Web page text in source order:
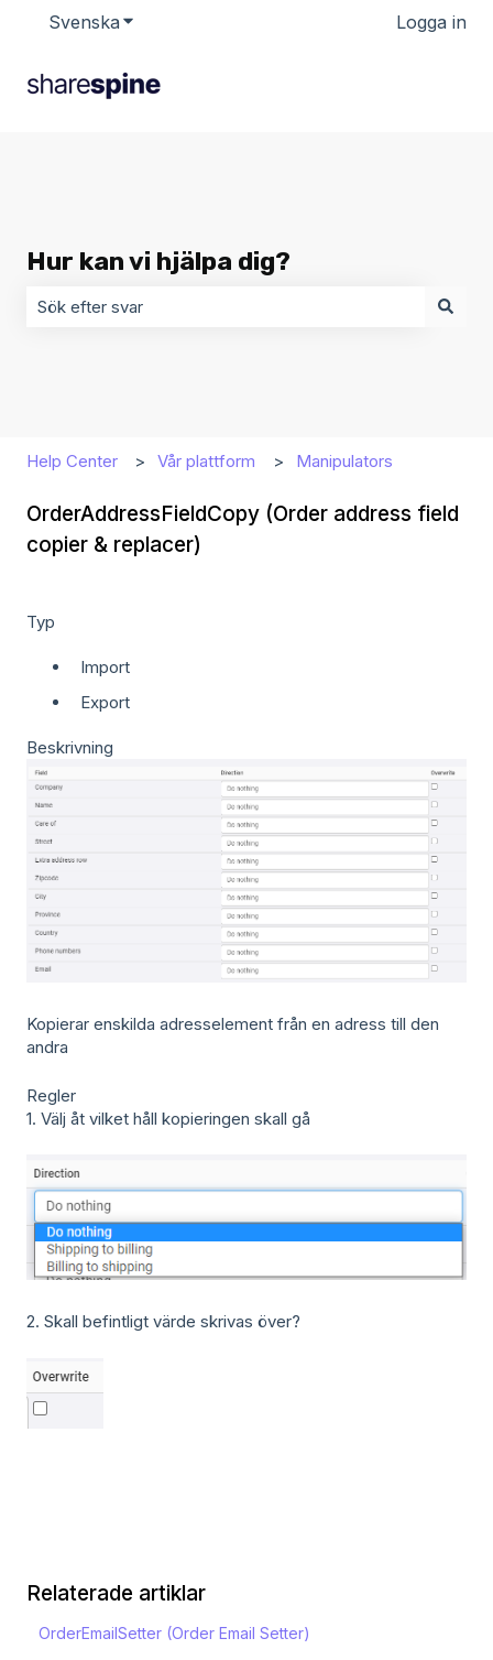
Svenska Visa undermenyer för översättningarLogga in
Hur kan vi hjälpa dig?
Help Center Vår plattform Manipulators
OrderAddressFieldCopy (Order address field
copier & replacer)
Typ
Import
Export
Beskrivning
Kopierar enskilda adresselement från en adress till den
andra
Regler
1. Välj åt vilket håll kopieringen skall gå
2. Skall befintligt värde skrivas över?
Relaterade artiklar
OrderEmailSetter (Order Email Setter)